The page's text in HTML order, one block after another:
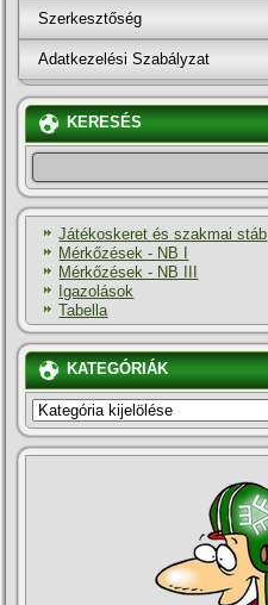
Szerkesztőség
Adatkezelési Szabályzat
KERESÉS
Játékoskeret és szakmai stáb
Mérkőzések - NB I
Mérkőzések - NB III
Igazolások
Tabella
KATEGÓRIÁK
KATEGÓRIÁK